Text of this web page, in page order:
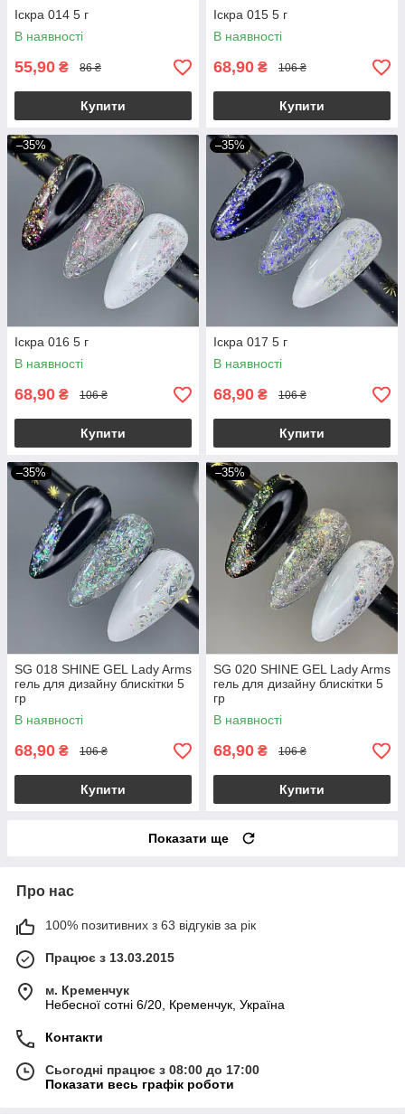
Іскра 014 5 г
В наявності
55,90 ₴ 86 ₴
Купити
Іскра 015 5 г
В наявності
68,90 ₴ 106 ₴
Купити
–35%
Іскра 016 5 г
В наявності
68,90 ₴ 106 ₴
Купити
–35%
Іскра 017 5 г
В наявності
68,90 ₴ 106 ₴
Купити
–35%
SG 018 SHINE GEL Lady Arms
гель для дизайну блискітки 5
гр
В наявності
68,90 ₴ 106 ₴
Купити
–35%
SG 020 SHINE GEL Lady Arms
гель для дизайну блискітки 5
гр
В наявності
68,90 ₴ 106 ₴
Купити
Показати ще
Про нас
100% позитивних з 63 відгуків за рік
Працює з 13.03.2015
м. Кременчук
Небесної сотні 6/20, Кременчук, Україна
Контакти
Сьогодні працює з 08:00 до 17:00
Показати весь графік роботи